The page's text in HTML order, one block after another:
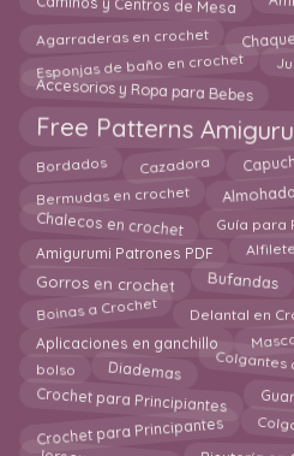
Caminos y Centros de Mesa
Agarraderas en crochet
Esponjas de baño en crochet
Accesorios y Ropa para Bebes
Free Patterns
Bordados Cazadora
Bermudas en crochet
Chalecos en crochet Guía para
Amigurumi Patrones PDF
Gorros en crochet Bufandas
Boinas a Crochet Delantal en
Aplicaciones en ganchillo
bolso Diademas
Crochet para Principiantes
Crochet para Principantes